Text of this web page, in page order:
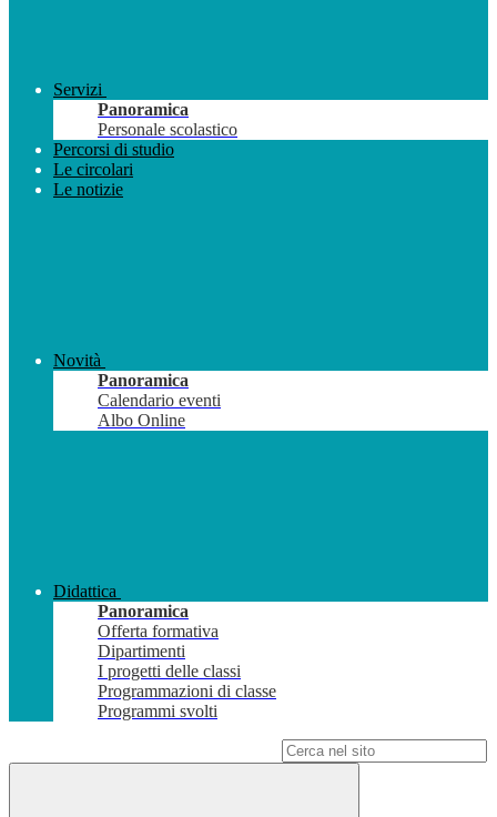
Servizi
Panoramica
Personale scolastico
Percorsi di studio
Le circolari
Le notizie
Novità
Panoramica
Calendario eventi
Albo Online
Didattica
Panoramica
Offerta formativa
Dipartimenti
I progetti delle classi
Programmazioni di classe
Programmi svolti